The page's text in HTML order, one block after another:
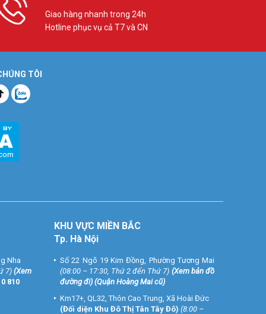
Giao hàng nhanh trong 24h
Hotline phục vụ cả T7 và CN
TÔI
Nha
7)(Xem
810
KHU VỰC MIỀN BẮC
Tp. Hà Nội
Số 22 Ngõ 19 Kim Đồng, Phường Tương Mai
(08:00 – 17:30, Thứ 2 đến Thứ 7) (Xem bản đồ
đường đi) (Quận Hoàng Mai cũ)
Km17+, QL32, Thôn Cao Trung, Xã Hoài Đức
(Đối diện Khu Đô Thị Tân Tây Đô) (8:00 –